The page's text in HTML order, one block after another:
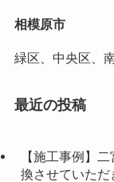
相模原市
緑区、中央区、
最近の投稿
【施工事例】
換させていただ